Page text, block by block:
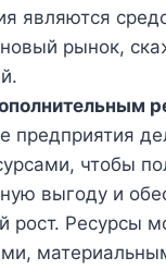
являются
рынок,
предприятия
чтобы
выгоду и
рост. Ресурсы